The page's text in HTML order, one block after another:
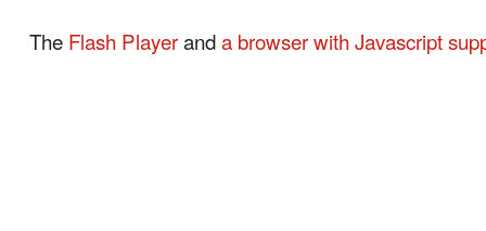
The Flash Playeranda browser with Javascript